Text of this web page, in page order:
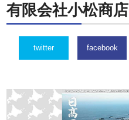
有限会社小松商店
twitter facebook